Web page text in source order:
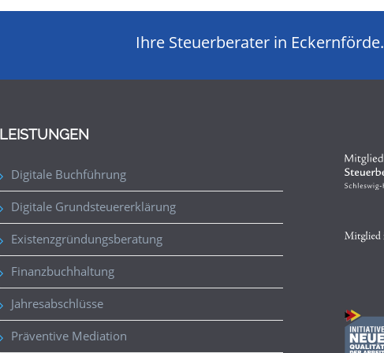
Ihre Steuerberater in Eckernförde.
LEISTUNGEN
Digitale Buchführung
Digitale Grundsteuererklärung
Existenzgründungsberatung
Finanzbuchhaltung
Jahresabschlüsse
Präventive Mediation